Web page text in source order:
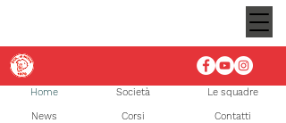
Home Società
News Corsi
Le squadre
Contatti